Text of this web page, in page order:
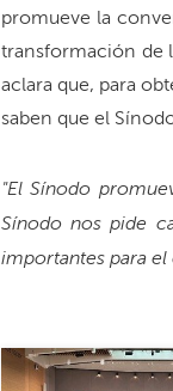
promueve la
transformación de
aclara que, para
saben que el
"El Sínodo
Sínodo nos pide
importantes para